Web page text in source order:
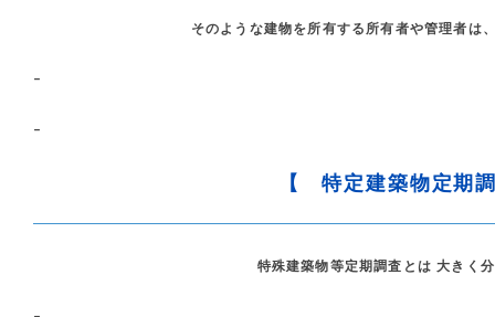
そのような建物を所有する所有者や管理者は
–
–
【 特定建築物定期
特殊建築物等定期調査とは 大きく